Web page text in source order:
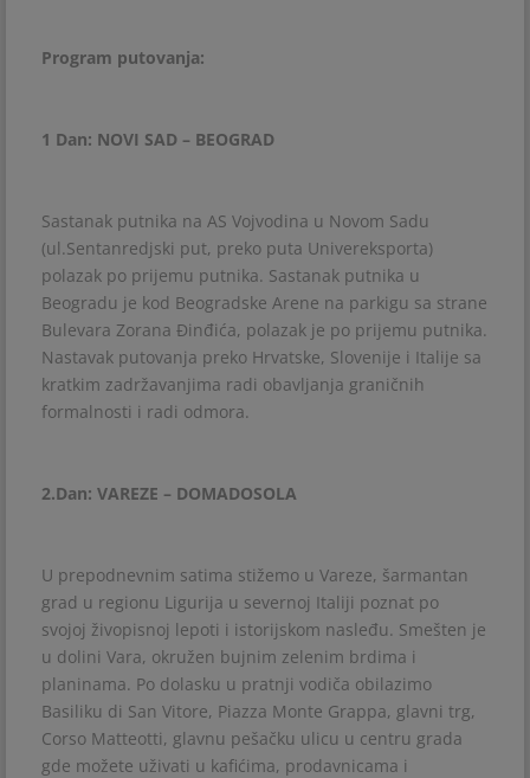
Program putovanja:
1 Dan: NOVI SAD – BEOGRAD
Sastanak putnika na AS Vojvodina u Novom Sadu
(ul.Sentanredjski put, preko puta Univereksporta)
polazak po prijemu putnika. Sastanak putnika u
Beogradu je kod Beogradske Arene na parkigu sa strane
Bulevara Zorana Đinđića, polazak je po prijemu putnika.
Nastavak putovanja preko Hrvatske, Slovenije i Italije sa
kratkim zadržavanjima radi obavljanja graničnih
formalnosti i radi odmora.
2.Dan: VAREZE – DOMADOSOLA
U prepodnevnim satima stižemo u Vareze, šarmantan
grad u regionu Ligurija u severnoj Italiji poznat po
svojoj živopisnoj lepoti i istorijskom nasleđu. Smešten je
u dolini Vara, okružen bujnim zelenim brdima i
planinama. Po dolasku u pratnji vodiča obilazimo
Basiliku di San Vitore, Piazza Monte Grappa, glavni trg,
Corso Matteotti, glavnu pešačku ulicu u centru grada
gde možete uživati u kafićima, prodavnicama i